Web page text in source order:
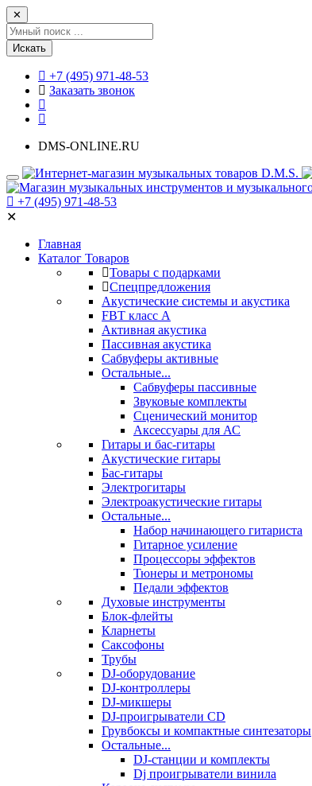
✕
Искать
+7 (495) 971-48-53
Заказать звонок
DMS-ONLINE.RU
+7 (495) 971-48-53
✕
Главная
Каталог Товаров
Товары с подарками
Спецпредложения
Акустические системы и акустика
FBT класс А
Активная акустика
Пассивная акустика
Сабвуферы активные
Остальные...
Сабвуферы пассивные
Звуковые комплекты
Сценический монитор
Аксессуары для АС
Гитары и бас-гитары
Акустические гитары
Бас-гитары
Электрогитары
Электроакустические гитары
Остальные...
Набор начинающего гитариста
Гитарное усиление
Процессоры эффектов
Тюнеры и метрономы
Педали эффектов
Духовые инструменты
Блок-флейты
Кларнеты
Саксофоны
Трубы
DJ-оборудование
DJ-контроллеры
DJ-микшеры
DJ-проигрыватели CD
Грувбоксы и компактные синтезаторы
Остальные...
DJ-станции и комплекты
Dj проигрыватели винила